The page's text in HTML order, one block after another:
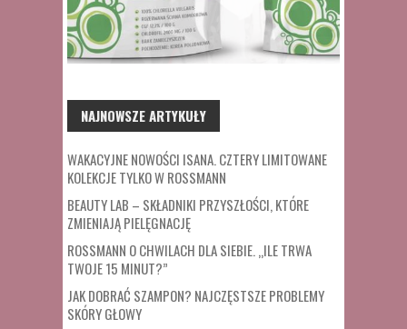
NAJNOWSZE ARTYKUŁY
WAKACYJNE NOWOŚCI ISANA. CZTERY LIMITOWANE
KOLEKCJE TYLKO W ROSSMANN
BEAUTY LAB – SKŁADNIKI PRZYSZŁOŚCI, KTÓRE
ZMIENIAJĄ PIELĘGNACJĘ
ROSSMANN O CHWILACH DLA SIEBIE. „ILE TRWA
TWOJE 15 MINUT?”
JAK DOBRAĆ SZAMPON? NAJCZĘSTSZE PROBLEMY
SKÓRY GŁOWY